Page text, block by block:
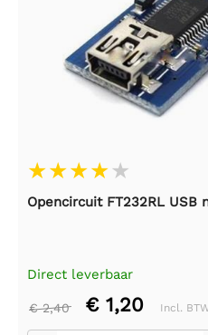
Opencircuit FT232RL USB
Direct leverbaar
€ 2,40 € 1,20 Incl.